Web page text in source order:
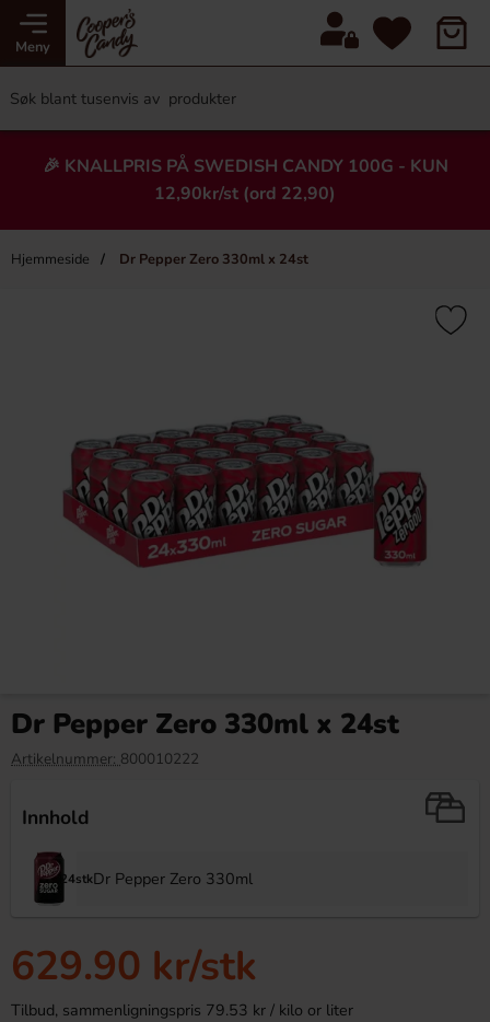
Meny
🎉 KNALLPRIS PÅ SWEDISH CANDY 100G - KUN
12,90kr/st (ord 22,90)
Hjemmeside Dr Pepper Zero 330ml x 24st
×
14.90 kr
90g
Dr Pepper Zero 330ml x 24st
Artikelnummer: 800010222
Innhold
24stkDr Pepper Zero 330ml
629.90 kr/stk
Tilbud, sammenligningspris 79.53 kr / kilo or liter